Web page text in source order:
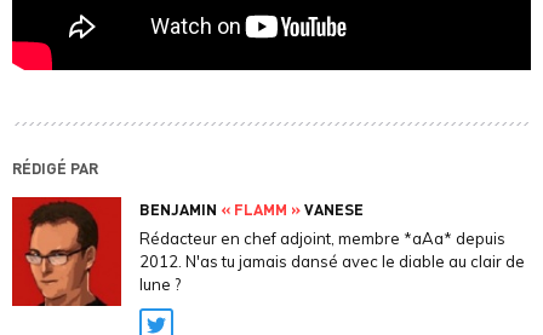
RÉDIGÉ PAR
BENJAMIN « FLAMM »VANESE
Rédacteur en chef adjoint, membre *aAa* depuis
2012. N'as tu jamais dansé avec le diable au clair de
lune ?